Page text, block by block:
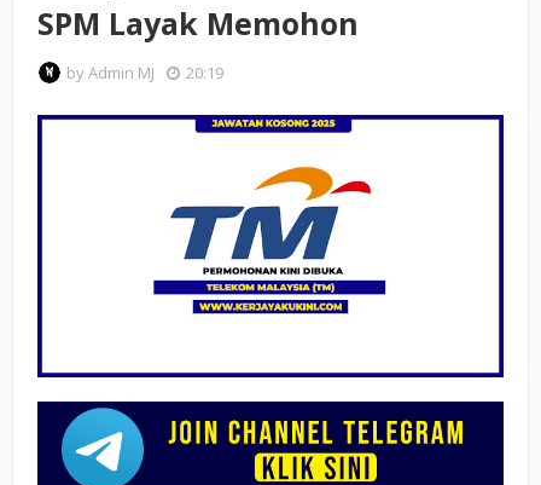
SPM Layak Memohon
byAdmin MJ 20:19